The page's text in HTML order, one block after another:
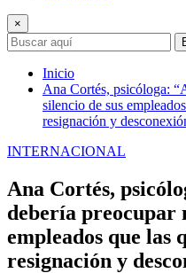
×
Inicio
Ana Cortés, psicóloga:
silencio de sus
resignación y
INTERNACIONAL
Ana Cortés,
debería preocupar
empleados que las
resignación y